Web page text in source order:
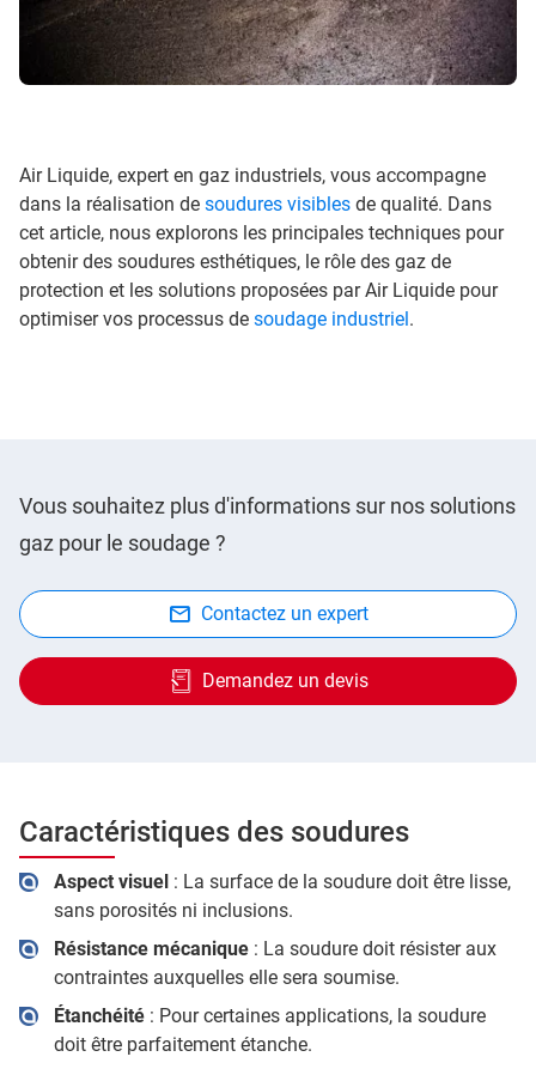
Air Liquide, expert en gaz industriels, vous accompagne
dans la réalisation de soudures visibles de qualité. Dans
cet article, nous explorons les principales techniques pour
obtenir des soudures esthétiques, le rôle des gaz de
protection et les solutions proposées par Air Liquide pour
optimiser vos processus de soudage industriel .
Vous souhaitez plus d'informations sur nos solutions
gaz pour le soudage ?
Contactez un expert
Demandez un devis
Caractéristiques des soudures
Aspect visuel : La surface de la soudure doit être lisse,
sans porosités ni inclusions.
Résistance mécanique: La soudure doit résister aux
contraintes auxquelles elle sera soumise.
Étanchéité : Pour certaines applications, la soudure
doit être parfaitement étanche.